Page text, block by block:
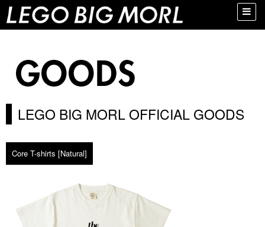
Toggle
LEGO BIG MORL OFFICIAL GOODS
Core T-shirts [Natural]